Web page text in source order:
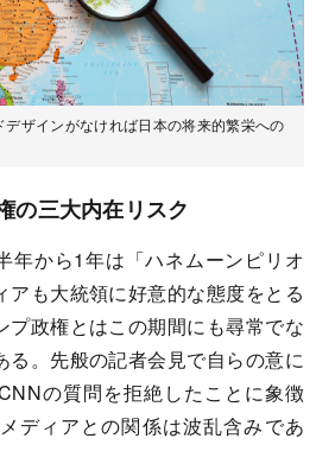
ザインがなければ日本の将来的繁栄への
の三大内在リスク
年から1年は「ハネムーンピリオ
アも大統領に好意的な態度をとる
プ政権とはこの期間にも尋常でな
る。先般の記者会見で自らの意に
の質問を拒絶したことに象徴
ディアとの関係は波乱含みであ